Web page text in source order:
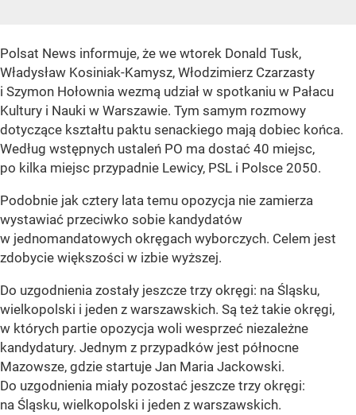
Polsat News informuje, że we wtorek Donald Tusk,
Władysław Kosiniak-Kamysz, Włodzimierz Czarzasty
i Szymon Hołownia wezmą udział w spotkaniu w Pałacu
Kultury i Nauki w Warszawie. Tym samym rozmowy
dotyczące kształtu paktu senackiego mają dobiec końca.
Według wstępnych ustaleń PO ma dostać 40 miejsc,
po kilka miejsc przypadnie Lewicy, PSL i Polsce 2050.
Podobnie jak cztery lata temu opozycja nie zamierza
wystawiać przeciwko sobie kandydatów
w jednomandatowych okręgach wyborczych. Celem jest
zdobycie większości w izbie wyższej.
Do uzgodnienia zostały jeszcze trzy okręgi: na Śląsku,
wielkopolski i jeden z warszawskich. Są też takie okręgi,
w których partie opozycja woli wesprzeć niezależne
kandydatury. Jednym z przypadków jest północne
Mazowsze, gdzie startuje Jan Maria Jackowski.
Do uzgodnienia miały pozostać jeszcze trzy okręgi:
na Śląsku, wielkopolski i jeden z warszawskich.